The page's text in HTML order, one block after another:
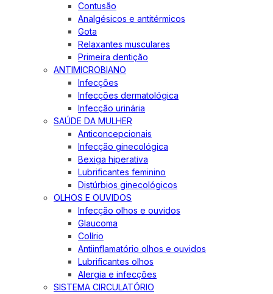
Contusão
Analgésicos e antitérmicos
Gota
Relaxantes musculares
Primeira dentição
ANTIMICROBIANO
Infecções
Infecções dermatológica
Infecção urinária
SAÚDE DA MULHER
Anticoncepcionais
Infecção ginecológica
Bexiga hiperativa
Lubrificantes feminino
Distúrbios ginecológicos
OLHOS E OUVIDOS
Infecção olhos e ouvidos
Glaucoma
Colírio
Antiinflamatório olhos e ouvidos
Lubrificantes olhos
Alergia e infecções
SISTEMA CIRCULATÓRIO